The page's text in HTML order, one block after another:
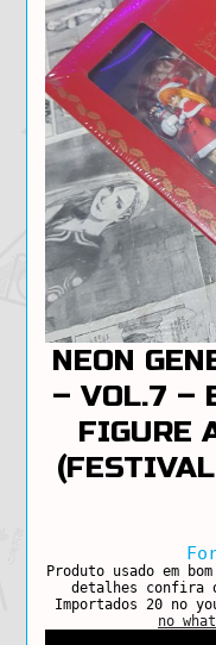
NEON
– VOL.7 –
FIGURE
Produto usado em
detalhes confira
Importados 20 no
no